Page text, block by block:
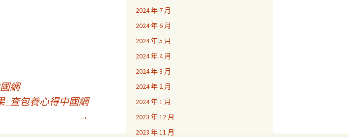
網
_查包養心得中國網
→
2024 年 7 月
2024 年 6 月
2024 年 5 月
2024 年 4 月
2024 年 3 月
2024 年 2 月
2024 年 1 月
2023 年 12 月
2023 年 11 月